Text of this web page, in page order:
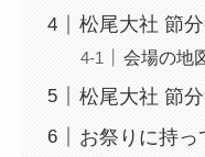
松尾大社 節
会場の地
松尾大社 節
お祭りに持っ